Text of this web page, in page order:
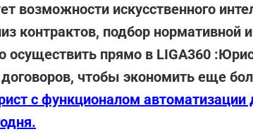
возможности искусственного
контрактов, подбор нормативной
осуществить прямо в LIGA360
договоров, чтобы экономить еще
с функционалом автоматизации